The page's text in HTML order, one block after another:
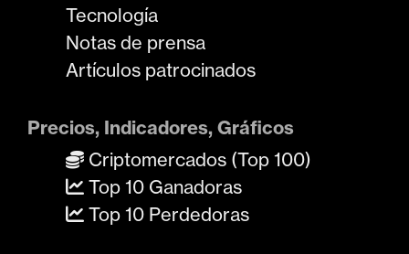
Tecnología
Notas de prensa
Artículos patrocinados
Precios, Indicadores, Gráficos
Criptomercados (Top 100)
Top 10 Ganadoras
Top 10 Perdedoras